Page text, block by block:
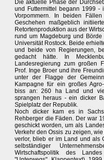
Die aktuelle Phase der
und Futtermittel begann 1999 -
Vorpommern. In beiden
Geschehen maßgeblich
Retortenproduktion aus der
rund um Magdeburg und
Universität Rostock. Beide
und beide von Regierungen,
gedacht hätte. In
Landesregierung zum großen
Prof. Inge Broer und ihre
unter der Flagge der
Kampagne für ein großes
biss an: 260 ha Land und
sprangen heraus - ein dicker
Spielplatz der Republik.
Noch dicker kam es in
Rehberger die Fäden. Der war
geschickt worden, um als
Verkehr den Ossis zu zeigen,
verlor, blieb er im Land und als
selbständiger
Wirtschaftspolitik des